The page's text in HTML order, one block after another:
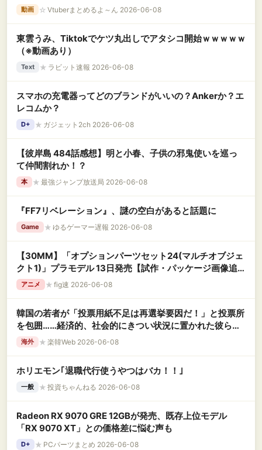
動画 ☆ Vtuberまとめるよ～ん 2026-06-08
東雲うみ、Tiktokでケツ丸出しでアタシコ開始ｗｗｗｗｗ
（※動画あり）
Text ★ ラビット速報 2026-06-08
スマホの充電器ってどのブランドがいいの？Ankerか？エ
レコムか？
D+ ★ ガジェット2ch 2026-06-08
【彼岸島 484話感想】明と小春、子供の邪鬼使いを巡っ
て仲間割れか！？
本 ★ 最強ジャンプ放送局 2026-06-08
『FF7リベレーション』、謎の空白があると話題に
Game ★ ゆるゲーマー遅報 2026-06-08
【30MM】「オプションパーツセット24(マルチオブジェ
クト1)」プラモデル 13日発売【試作・パッケージ画像追
加】
アニメ ★ fig速 2026-06-08
韓国の若者が「投票用紙不足は再選挙要因だ！」と投票所
を包囲……経済的、社会的にきつい状況に置かれた彼らは
いつ爆発してもおかしくないんですよ
海外 ★ 楽韓Web 2026-06-08
ホリエモン｢退職代行使うやつはバカ！！｣
一般 ★ 投資ちゃんねる 2026-06-08
Radeon RX 9070 GRE 12GBが発売、既存上位モデル
「RX 9070 XT」との価格差に悩む声も
D+ ★ PCパーツまとめ 2026-06-08